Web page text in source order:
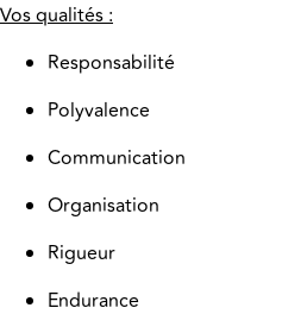
Vos qualités :
Responsabilité
Polyvalence
Communication
Organisation
Rigueur
Endurance